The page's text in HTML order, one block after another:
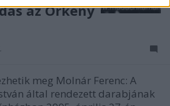
az Örkény
meg Molnár Ferenc: A
által rendezett darabjának